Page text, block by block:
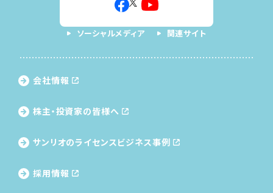
ソーシャルメディア 関連サイト
会社情報
株主・投資家の皆様へ
サンリオのライセンス ビジネス事例
採用情報